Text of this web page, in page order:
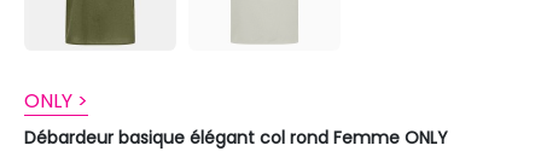
ONLY >
Débardeur basique élégant col rond Femme ONLY